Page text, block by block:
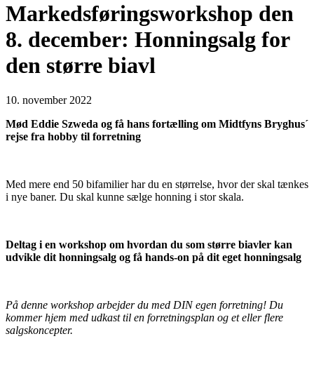
Markedsføringsworkshop den
8. december: Honningsalg for
den større biavl
10. november 2022
Mød Eddie Szweda og få hans fortælling om Midtfyns Bryghus´
rejse fra hobby til forretning
Med mere end 50 bifamilier har du en størrelse, hvor der skal tænkes
i nye baner. Du skal kunne sælge honning i stor skala.
Deltag i en workshop om hvordan du som større biavler kan
udvikle dit honningsalg og få hands-on på dit eget honningsalg
På denne workshop arbejder du med DIN egen forretning! Du
kommer hjem med udkast til en forretningsplan og et eller flere
salgskoncepter.